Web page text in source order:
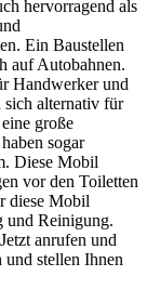
hervorragend als
Ein Baustellen
auf Autobahnen.
Handwerker und
alternativ für
große
sogar
Diese Mobil
vor den Toiletten
diese Mobil
und Reinigung.
anrufen und
stellen Ihnen